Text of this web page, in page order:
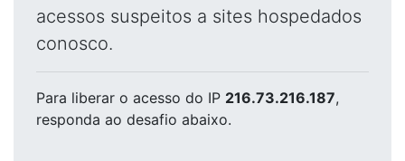
acessos suspeitos a sites hospedados
conosco.
Para liberar o acesso do IP 216.73.216.187,
responda ao desafio abaixo.